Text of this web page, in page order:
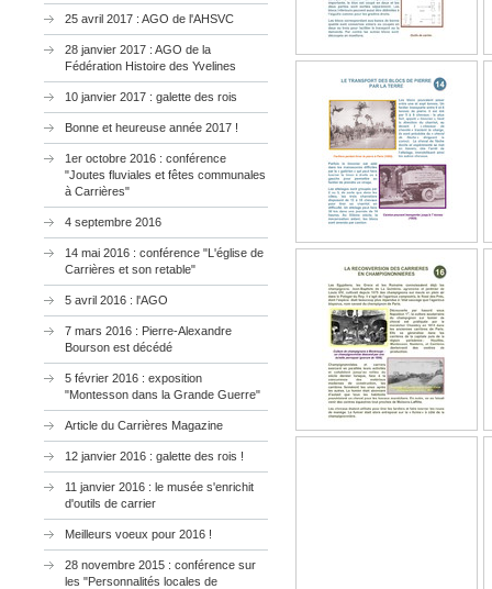
25 avril 2017 : AGO de l'AHSVC
28 janvier 2017 : AGO de la
Fédération Histoire des Yvelines
10 janvier 2017 : galette des rois
Bonne et heureuse année 2017 !
1er octobre 2016 : conférence
"Joutes fluviales et fêtes communales
à Carrières"
4 septembre 2016
14 mai 2016 : conférence "L'église de
Carrières et son retable"
5 avril 2016 : l'AGO
7 mars 2016 : Pierre-Alexandre
Bourson est décédé
5 février 2016 : exposition
"Montesson dans la Grande Guerre"
Article du Carrières Magazine
12 janvier 2016 : galette des rois !
11 janvier 2016 : le musée s'enrichit
d'outils de carrier
Meilleurs voeux pour 2016 !
28 novembre 2015 : conférence sur
les "Personnalités locales de